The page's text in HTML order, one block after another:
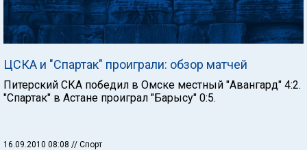
ЦСКА и "Спартак" проиграли: обзор матчей
Питерский СКА победил в Омске местный "Авангард" 4:2.
"Спартак" в Астане проиграл "Барысу" 0:5.
16.09.2010 08:08 // Спорт